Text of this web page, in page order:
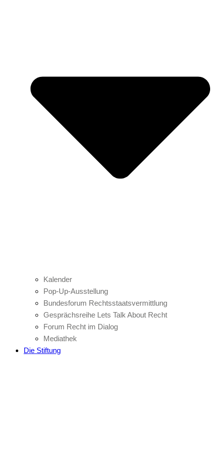
Kalender
Pop-Up-Ausstellung
Bundesforum Rechtsstaatsvermittlung
Gesprächsreihe Lets Talk About Recht
Forum Recht im Dialog
Mediathek
Die Stiftung